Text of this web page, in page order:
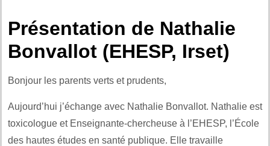
Présentation de Nathalie
Bonvallot (EHESP, Irset)
Bonjour les parents verts et prudents,
Aujourd’hui j’échange avec Nathalie Bonvallot. Nathalie est
toxicologue et Enseignante-chercheuse à l’EHESP, l’École
des hautes études en santé publique. Elle travaille